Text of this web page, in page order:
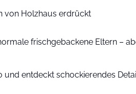
von Holzhaus erdrückt
frischgebackene Eltern –
entdeckt schockierendes